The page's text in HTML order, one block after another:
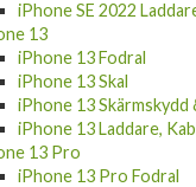
iPhone SE 2022
13
iPhone 13 Fodral
iPhone 13 Skal
iPhone 13 Skärmskydd
iPhone 13 Laddare,
13 Pro
iPhone 13 Pro Fodral